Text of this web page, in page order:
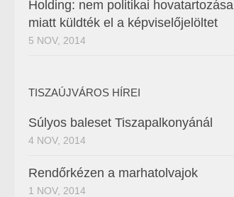
Holding: nem politikai hovatartozása
miatt küldték el a képviselőjelöltet
5 NOV, 2014
TISZAÚJVÁROS HÍREI
Súlyos baleset Tiszapalkonyánál
4 NOV, 2014
Rendőrkézen a marhatolvajok
1 NOV, 2014